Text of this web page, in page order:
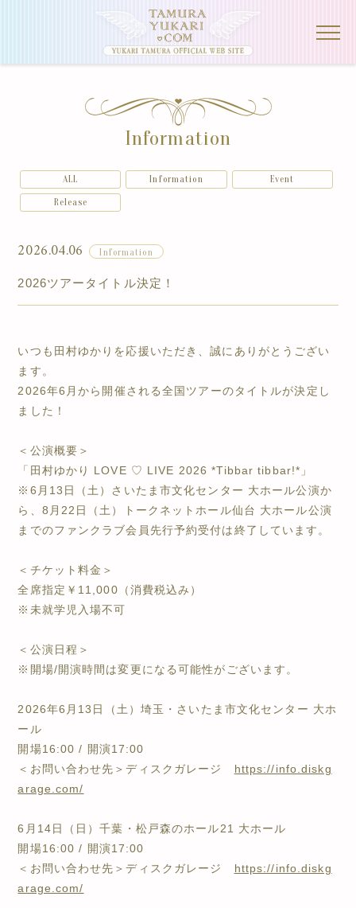
Information
ALL Information Event
Release
2026.04.06 Information
2026ツアータイトル決定！
いつも田村ゆかりを応援いただき、誠にありがとうござい
ます。
2026年6月から開催される全国ツアーのタイトルが決定し
ました！
＜公演概要＞
「田村ゆかり LOVE ♡ LIVE 2026 *Tibbar tibbar!*」
※6月13日（土）さいたま市文化センター 大ホール公演か
ら、8月22日（土）トークネットホール仙台 大ホール公演
までのファンクラブ会員先行予約受付は終了しています。
＜チケット料金＞
全席指定￥11,000（消費税込み）
※未就学児入場不可
＜公演日程＞
※開場/開演時間は変更になる可能性がございます。
2026年6月13日（土）埼玉・さいたま市文化センター 大ホ
ール
開場16:00 / 開演17:00
＜お問い合わせ先＞ディスクガレージ https://info.diskg
arage.com/
6月14日（日）千葉・松戸森のホール21 大ホール
開場16:00 / 開演17:00
＜お問い合わせ先＞ディスクガレージ https://info.diskg
arage.com/